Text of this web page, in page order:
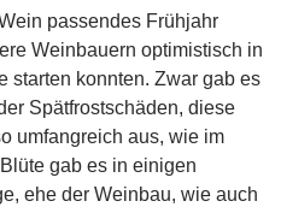
passendes Frühjahr
Weinbauern optimistisch in
starten konnten. Zwar gab es
Spätfrostschäden, diese
umfangreich aus, wie im
gab es in einigen
ehe der Weinbau, wie auch